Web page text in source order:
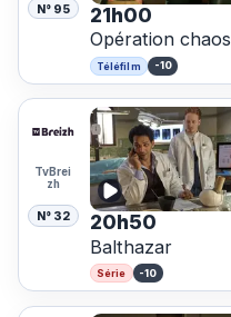
N° 95 21h00
Opération chaos
Téléfilm -10
TvBrei
zh
N° 32 20h50
Balthazar
Série -10